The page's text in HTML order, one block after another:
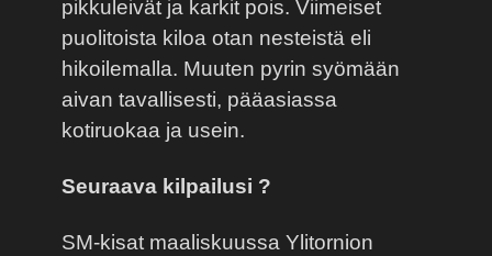
pikkuleivät ja karkit pois. Viimeiset
puolitoista kiloa otan nesteistä eli
hikoilemalla. Muuten pyrin syömään
aivan tavallisesti, pääasiassa
kotiruokaa ja usein.
Seuraava kilpailusi ?
SM-kisat maaliskuussa Ylitornion